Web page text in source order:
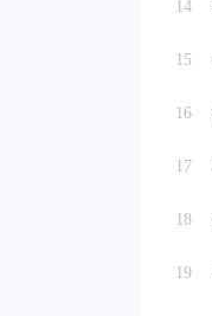
14
15
16
17
18
19